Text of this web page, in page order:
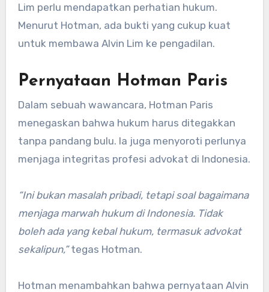
Lim perlu mendapatkan perhatian hukum.
Menurut Hotman, ada bukti yang cukup kuat
untuk membawa Alvin Lim ke pengadilan.
Pernyataan Hotman Paris
Dalam sebuah wawancara, Hotman Paris
menegaskan bahwa hukum harus ditegakkan
tanpa pandang bulu. Ia juga menyoroti perlunya
menjaga integritas profesi advokat di Indonesia.
“Ini bukan masalah pribadi, tetapi soal bagaimana
menjaga marwah hukum di Indonesia. Tidak
boleh ada yang kebal hukum, termasuk advokat
sekalipun,”tegas Hotman.
Hotman menambahkan bahwa pernyataan Alvin